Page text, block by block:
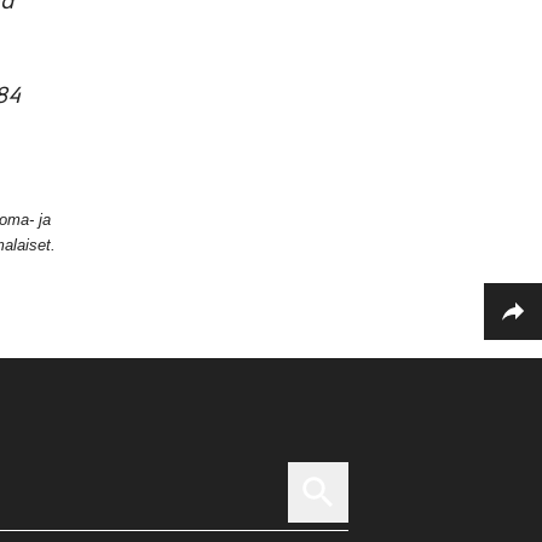
ja